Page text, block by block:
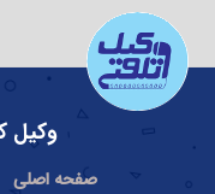
وکیل
صفحه اصلی